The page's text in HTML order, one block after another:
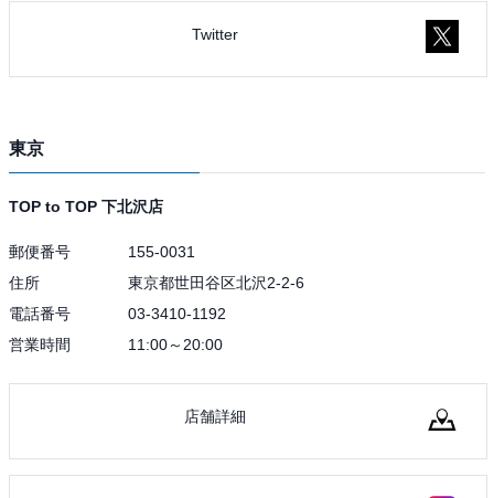
Twitter
東京
TOP to TOP 下北沢店
郵便番号
155-0031
住所
東京都世田谷区北沢2-2-6
電話番号
03-3410-1192
営業時間
11:00～20:00
店舗詳細